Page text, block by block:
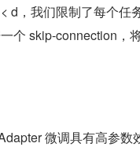
d，我们限制了每个任
个 skip-connection，
微调具有高参数